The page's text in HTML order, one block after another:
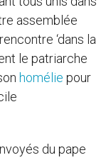
assemblée
‘dans la
le patriarche
homélie pour
du pape